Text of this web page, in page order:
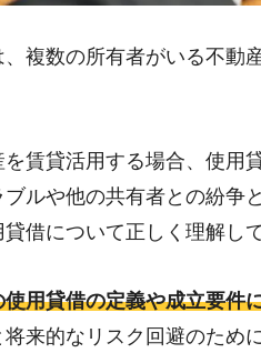
複数の所有者がいる不動
賃貸活用する場合、使用
ルや他の共有者との紛争
借について正しく理解し
用貸借の定義や成立要件
来的なリスク回避のため